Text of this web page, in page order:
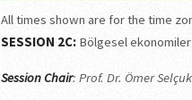
All times shown are for the time
SESSION 2C: Bölgesel ekonomiler
Session Chair: Prof. Dr. Ömer